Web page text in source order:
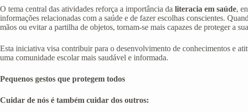
O tema central das atividades reforça a importância da literacia em saúde,
informações relacionadas com a saúde e de fazer escolhas conscientes.
mãos ou evitar a partilha de objetos, tornam-se mais capazes de proteger a
Esta iniciativa visa contribuir para o desenvolvimento de conhecimentos e
uma comunidade escolar mais saudável e informada.
Pequenos gestos que protegem todos
Cuidar de nós é também cuidar dos outros: